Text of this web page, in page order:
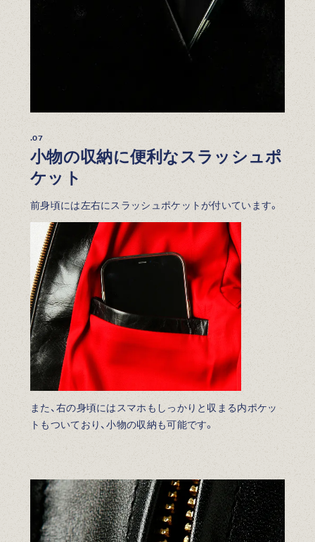
.07
小物の収納に便利なスラッシュポ
ケット
前身頃には左右にスラッシュポケットが付いています。
また、右の身頃にはスマホもしっかりと収まる内ポケッ
トもついており、小物の収納も可能です。